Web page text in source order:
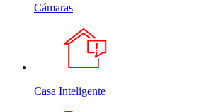
Cámaras
Casa Inteligente